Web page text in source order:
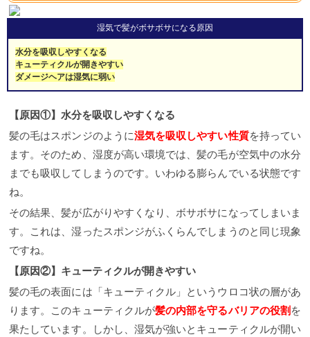
湿気で髪がボサボサになる原因
水分を吸収しやすくなる
キューティクルが開きやすい
ダメージヘアは湿気に弱い
【原因①】水分を吸収しやすくなる
髪の毛はスポンジのように湿気を吸収しやすい性質を持ってい
ます。そのため、湿度が高い環境では、髪の毛が空気中の水分
までも吸収してしまうのです。いわゆる膨らんでいる状態です
ね。
その結果、髪が広がりやすくなり、ボサボサになってしまいま
す。これは、湿ったスポンジがふくらんでしまうのと同じ現象
ですね。
【原因②】キューティクルが開きやすい
髪の毛の表面には「キューティクル」というウロコ状の層があ
ります。このキューティクルが髪の内部を守るバリアの役割 を
果たしています。しかし、湿気が強いとキューティクルが開い